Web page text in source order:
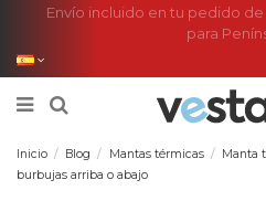
Envío incluido en tu pedido
para
Inicio Blog Mantas térmicas
Manta
burbujas arriba o abajo